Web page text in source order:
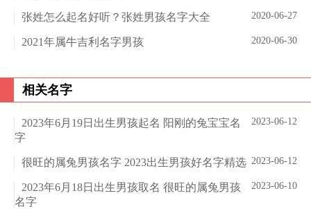
2020-06-27
张姓怎么起名好听？张姓男孩名字大全
2020-06-30
2021年属牛吉利名字男孩
相关名字
2023-06-12
2023年6月19日出生男孩起名 阳刚的兔宝宝名
字
2023-06-12
很旺的属兔男孩名字 2023出生男孩好名字精选
2023-06-10
2023年6月18日出生男孩取名 很旺的属兔男孩
名字